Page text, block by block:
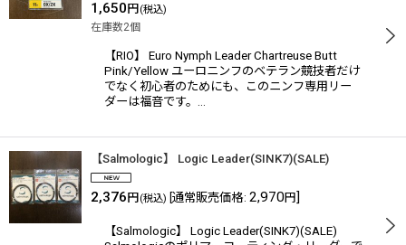
1,650 円 (税込)
在庫数2個
【RIO】 Euro Nymph Leader Chartreuse Butt
Pink/Yellow ユーロニンフのベテラン競技者だけ
でなく初心者のためにも、このニンフ専用リー
ダーは福音です。…
【Salmologic】 Logic Leader(SINK7)(SALE)
2,376 円 (税込) 通常販売価格: 2,970円]
【Salmologic】 Logic Leader(SINK7)(SALE)